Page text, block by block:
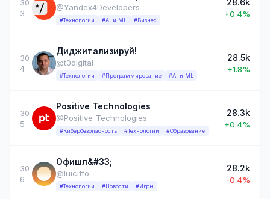
30
3
@Yandex4Developers
#Технологии #AI и ML #Бизнес
+0.4%
30
4
Диджитализируй!
@t0digital
#Технологии #Программирование #AI и ML
28.5k
+1.8%
30
5
Positive Technologies
@Positive_Technologies
#Кибербезопасность #Технологии #Образование
28.3k
+0.4%
30
6
Офишл&#33;
@luiciffo
#Технологии #Новости #Игры
28.2k
-0.4%